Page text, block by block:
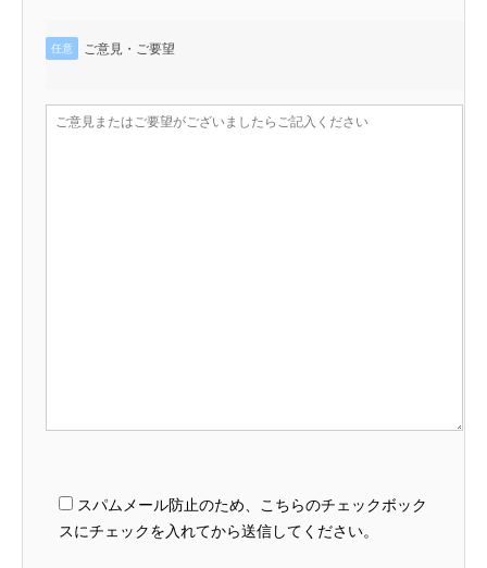
任意 ご意見・ご要望
スパムメール防止のため、こちらのチェックボック
スにチェックを入れてから送信してください。